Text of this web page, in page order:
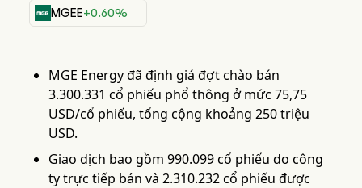
MGEE+0.60%
MGE Energy đã định giá đợt chào bán
3.300.331 cổ phiếu phổ thông ở mức 75,75
USD/cổ phiếu, tổng cộng khoảng 250 triệu
USD.
Giao dịch bao gồm 990.099 cổ phiếu do công
ty trực tiếp bán và 2.310.232 cổ phiếu được